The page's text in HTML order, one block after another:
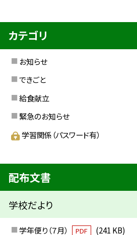
カテゴリ
お知らせ
できごと
給食献立
緊急のお知らせ
学習関係（パスワード有）
配布文書
学校だより
学年便り（７月） PDF (241 KB)